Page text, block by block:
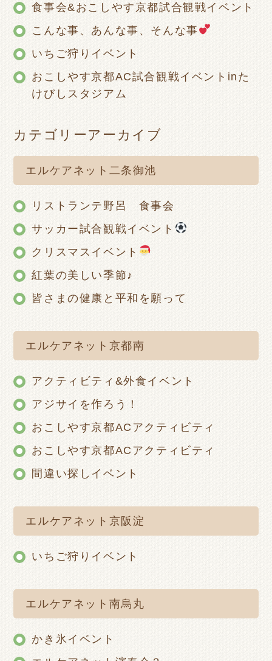
食事会&おこしやす京都試合観戦イベント
こんな事、あんな事、そんな事
いちご狩りイベント
おこしやす京都AC試合観戦イベントinた
けびしスタジアム
カテゴリーアーカイブ
エルケアネット二条御池
リストランテ野呂 食事会
サッカー試合観戦イベント
クリスマスイベント
紅葉の美しい季節♪
皆さまの健康と平和を願って
エルケアネット京都南
アクティビティ&外食イベント
アジサイを作ろう！
おこしやす京都ACアクティビティ
おこしやす京都ACアクティビティ
間違い探しイベント
エルケアネット京阪淀
いちご狩りイベント
エルケアネット南烏丸
かき氷イベント